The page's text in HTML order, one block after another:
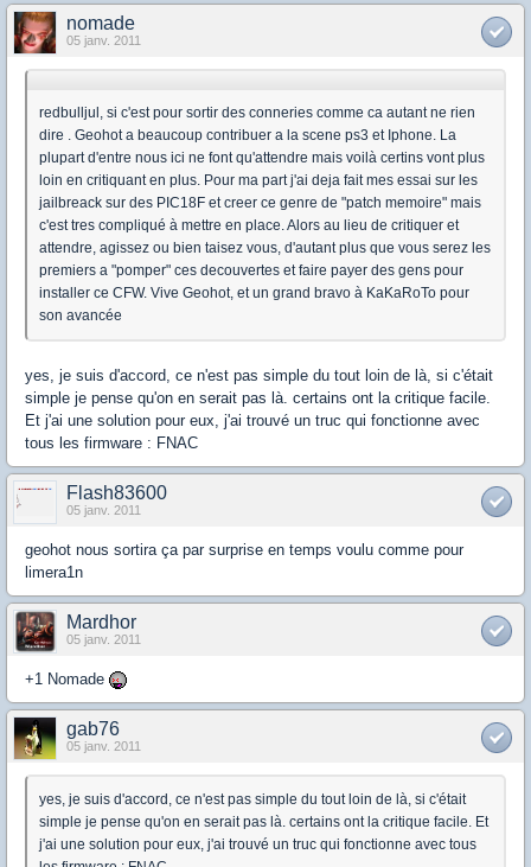
nomade
05 janv. 2011
redbulljul, si c'est pour sortir des conneries comme ca autant ne rien
dire . Geohot a beaucoup contribuer a la scene ps3 et Iphone. La
plupart d'entre nous ici ne font qu'attendre mais voilà certins vont plus
loin en critiquant en plus. Pour ma part j'ai deja fait mes essai sur les
jailbreack sur des PIC18F et creer ce genre de "patch memoire" mais
c'est tres compliqué à mettre en place. Alors au lieu de critiquer et
attendre, agissez ou bien taisez vous, d'autant plus que vous serez les
premiers a "pomper" ces decouvertes et faire payer des gens pour
installer ce CFW. Vive Geohot, et un grand bravo à KaKaRoTo pour
son avancée
yes, je suis d'accord, ce n'est pas simple du tout loin de là, si c'était
simple je pense qu'on en serait pas là. certains ont la critique facile.
Et j'ai une solution pour eux, j'ai trouvé un truc qui fonctionne avec
tous les firmware : FNAC
Flash83600
05 janv. 2011
geohot nous sortira ça par surprise en temps voulu comme pour
limera1n
Mardhor
05 janv. 2011
+1 Nomade
gab76
05 janv. 2011
yes, je suis d'accord, ce n'est pas simple du tout loin de là, si c'était
simple je pense qu'on en serait pas là. certains ont la critique facile. Et
j'ai une solution pour eux, j'ai trouvé un truc qui fonctionne avec tous